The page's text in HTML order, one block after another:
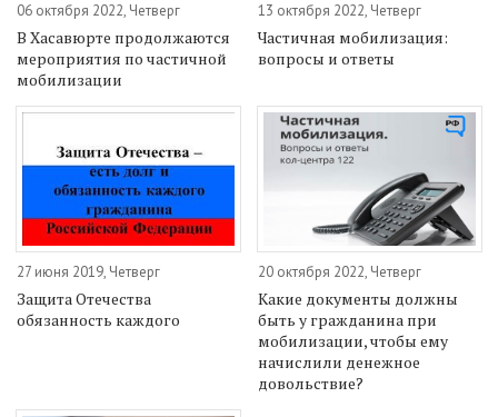
06 октября 2022, Четверг
В Хасавюрте продолжаются
мероприятия по частичной
мобилизации
13 октября 2022, Четверг
Частичная мобилизация:
вопросы и ответы
27 июня 2019, Четверг
Защита Отечества
обязанность каждого
20 октября 2022, Четверг
Какие документы должны
быть у гражданина при
мобилизации, чтобы ему
начислили денежное
довольствие?